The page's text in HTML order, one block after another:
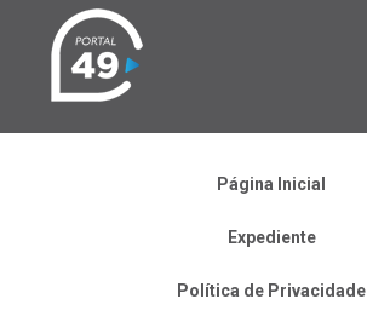
Página Inicial
Expediente
Política de Privacidade